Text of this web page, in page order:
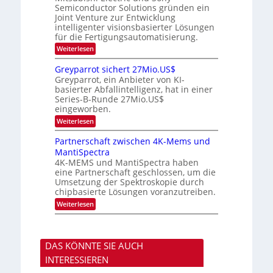
e
n
d
s
t
e
n
H
a
l
b
j
a
h
r
m
m
t
i
n
d
e
D
A
C
H
-
I
n
d
u
s
t
i
e
z
u
-
K
u
r
s
v
o
n
P
h
o
t
o
n
i
s
H
u
b
Semiconductor Solutions gründen ein
Joint Venture zur Entwicklung
intelligenter visionsbasierter Lösungen
für die Fertigungsautomatisierung.
Weiterlesen:
M
t
s
u
b
i
s
h
i
E
l
e
t
r
i
c
u
o
y
s
Greyparrot sichert 27Mio.US$
Greyparrot, ein Anbieter von KI-
basierter Abfallintelligenz, hat in einer
Series-B-Runde 27Mio.US$
eingeworben.
Weiterlesen:
G
r
e
y
p
a
r
r
o
t
s
h
e
r
t
Partnerschaft zwischen 4K-Mems und
MantiSpectra
4K-MEMS und MantiSpectra haben
eine Partnerschaft geschlossen, um die
Umsetzung der Spektroskopie durch
chipbasierte Lösungen voranzutreiben.
Weiterlesen:
P
t
n
r
DAS KÖNNTE SIE AUCH
INTERESSIEREN